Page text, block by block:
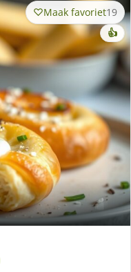
Maak favoriet19
👍